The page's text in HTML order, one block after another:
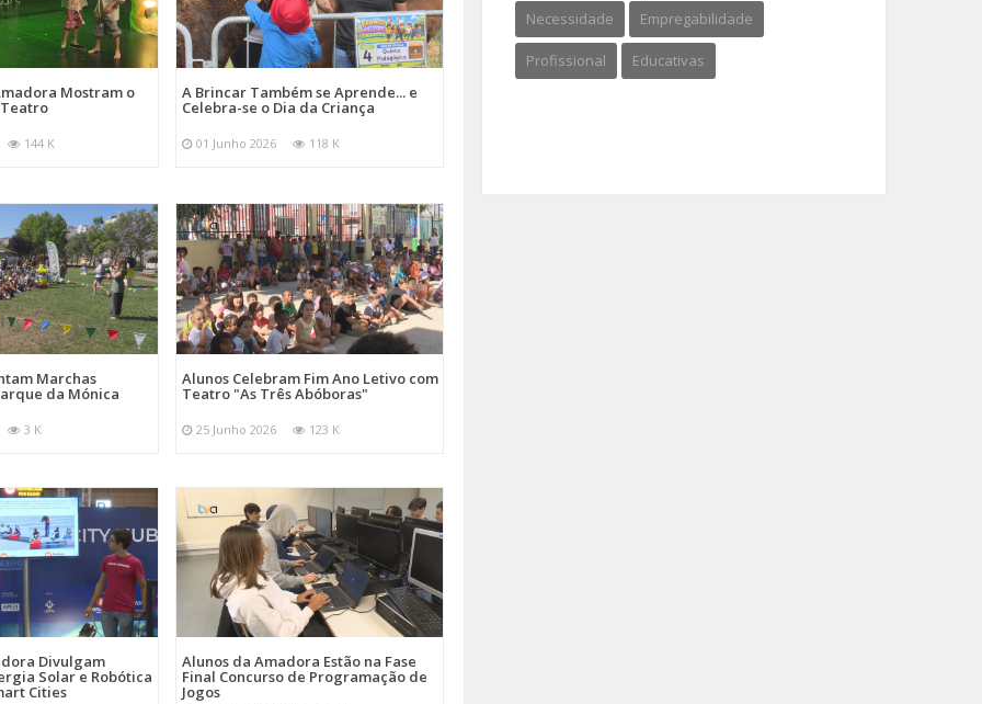
Mostram o
144 K
A Brincar Também se Aprende... e
Celebra-se o Dia da Criança
01 Junho 2026 118 K
Marchas
da Mónica
3 K
Alunos Celebram Fim Ano Letivo com
Teatro "As Três Abóboras"
25 Junho 2026 123 K
Divulgam
Solar e Robótica
Cities
Alunos da Amadora Estão na Fase
Final Concurso de Programação de
Jogos
Necessidade Empregabilidade
Profissional Educativas